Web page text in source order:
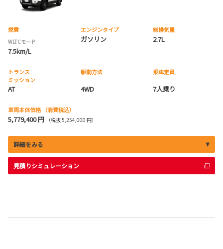
燃費
WLTCモード
7.5km/L
エンジンタイプ
ガソリン
総排気量
2.7L
トランス
ミッション
AT
駆動方法
4WD
乗車定員
7人乗り
車両本体価格 （消費税込）
5,779,400 円 （税抜 5,254,000 円）
詳細をみる
見積りシミュレーション